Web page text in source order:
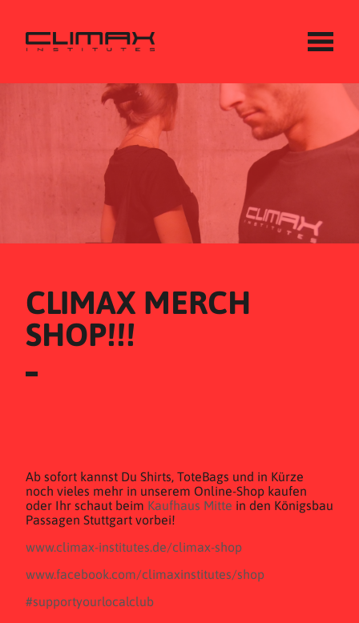
CLIMAX MERCH
SHOP!!!
Ab sofort kannst Du Shirts, ToteBags und in Kürze
noch vieles mehr in unserem Online-Shop kaufen
oder Ihr schaut beim Kaufhaus Mitte in den Königsbau
Passagen Stuttgart vorbei!
www.climax-institutes.de/climax-shop
www.facebook.com/climaxinstitutes/shop
#supportyourlocalclub